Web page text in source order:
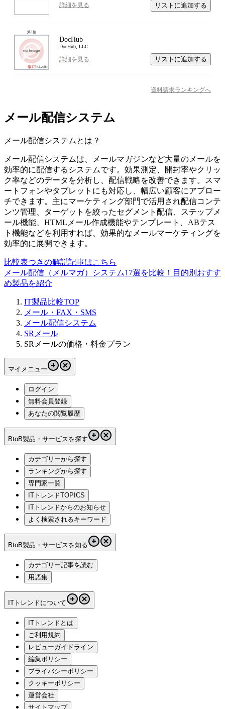
詳細を見る リストに追加する
第3位
DocHub
DocHub, LLC
詳細を見る リストに追加する
資料請求ランキングへ
メール配信システム
メール配信システム とは？
メール配信システムは、メールマガジンなど大量のメールを
効率的に配信するシステムです。効果測定、開封率やクリッ
ク率などのデータを分析し、配信戦略を改善できます。スマ
ートフォンやタブレットにも対応し、幅広い顧客にアプロー
チできます。主にマーケティング部門で活用され配信コンテ
ンツ管理、ターゲットを絞ったセグメント配信、ステップメ
ール機能、HTMLメール作成機能やテンプレート、ABテス
ト機能などを利用すれば、効果的なメールマーケティングを
効率的に展開できます。
比較表つきの解説記事はこちら
メール配信（メルマガ）システム17選を比較！目的別おすす
め製品を紹介
IT製品比較TOP
メール・FAX・SMS
メール配信システム
SRメール
SRメールの価格・料金プラン
マイメニュー
ログイン
無料会員登録
あなたの閲覧履歴
BtoB製品・サービスを探す
カテゴリーから探す
ランキングから探す
専門家一覧
ITトレンドTOPICS
ITトレンドからのお知らせ
よく検索されるキーワード
BtoB製品・サービスを知る
カテゴリー記事を読む
用語集
ITトレンドについて
ITトレンドとは
ご利用規約
レビューガイドライン
編集ポリシー
プライバシーポリシー
クッキーポリシー
運営会社
サイトマップ